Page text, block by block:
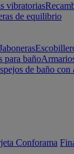
vibratorias
de equilibrio
para baño
de baño con
Conforama